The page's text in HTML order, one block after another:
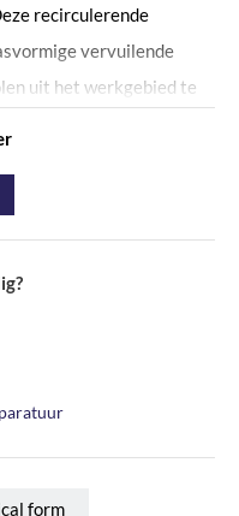
recirculerende
vervuilende
uit het werkgebied te
en
stoffen. De CRUMA
vinden door hieronder op
uitgerust met een
form